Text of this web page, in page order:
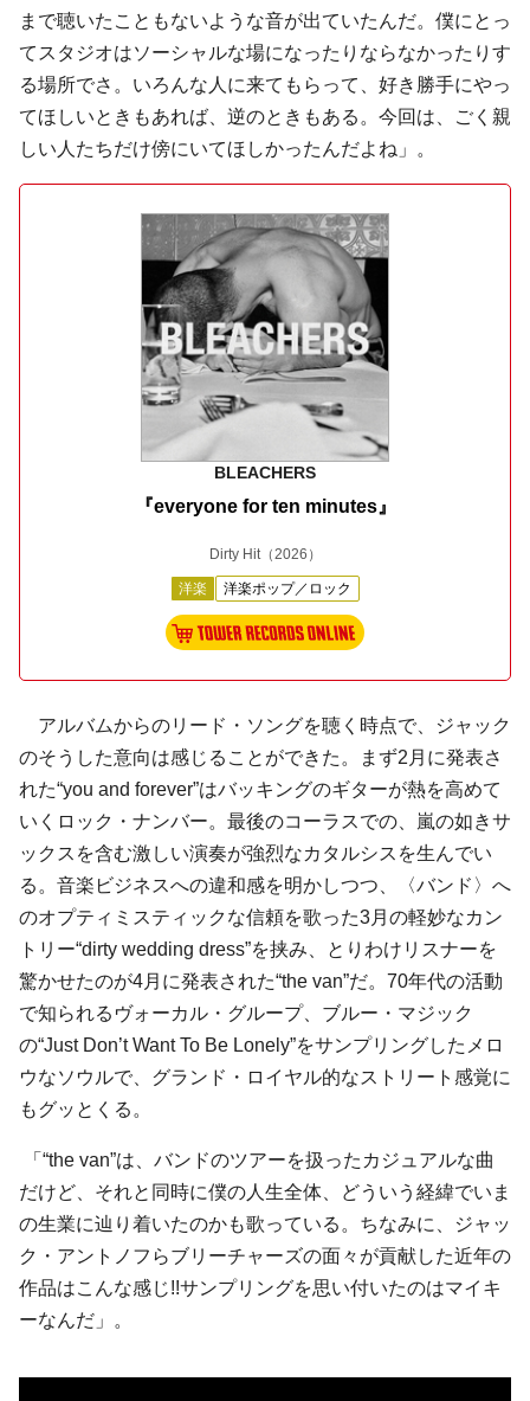
まで聴いたこともないような音が出ていたんだ。僕にとっ
てスタジオはソーシャルな場になったりならなかったりす
る場所でさ。いろんな人に来てもらって、好き勝手にやっ
てほしいときもあれば、逆のときもある。今回は、ごく親
しい人たちだけ傍にいてほしかったんだよね」。
BLEACHERS
『everyone for ten minutes』
Dirty Hit（2026）
洋楽 洋楽ポップ／ロック
アルバムからのリード・ソングを聴く時点で、ジャック
のそうした意向は感じることができた。まず2月に発表さ
れた“you and forever”はバッキングのギターが熱を高めて
いくロック・ナンバー。最後のコーラスでの、嵐の如きサ
ックスを含む激しい演奏が強烈なカタルシスを生んでい
る。音楽ビジネスへの違和感を明かしつつ、〈バンド〉へ
のオプティミスティックな信頼を歌った3月の軽妙なカン
トリー“dirty wedding dress”を挟み、とりわけリスナーを
驚かせたのが4月に発表された“the van”だ。70年代の活動
で知られるヴォーカル・グループ、ブルー・マジック
の“Just Don’t Want To Be Lonely”をサンプリングしたメロ
ウなソウルで、グランド・ロイヤル的なストリート感覚に
もグッとくる。
「“the van”は、バンドのツアーを扱ったカジュアルな曲
だけど、それと同時に僕の人生全体、どういう経緯でいま
の生業に辿り着いたのかも歌っている。ちなみに、ジャッ
ク・アントノフらブリーチャーズの面々が貢献した近年の
作品はこんな感じ!!サンプリングを思い付いたのはマイキ
ーなんだ」。